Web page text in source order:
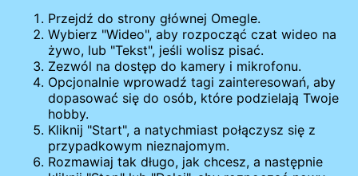
Przejdź do strony głównej Omegle.
Wybierz "Wideo", aby rozpocząć czat wideo na
żywo, lub "Tekst", jeśli wolisz pisać.
Zezwól na dostęp do kamery i mikrofonu.
Opcjonalnie wprowadź tagi zainteresowań, aby
dopasować się do osób, które podzielają Twoje
hobby.
Kliknij "Start", a natychmiast połączysz się z
przypadkowym nieznajomym.
Rozmawiaj tak długo, jak chcesz, a następnie